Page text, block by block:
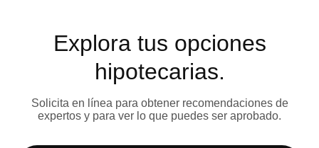
Explora tus opciones
hipotecarias.
Solicita en línea para obtener recomendaciones de
expertos y para ver lo que puedes ser aprobado.